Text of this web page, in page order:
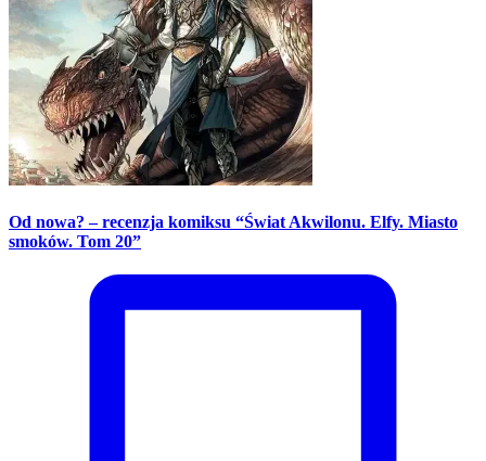
Od nowa? – recenzja komiksu “Świat Akwilonu. Elfy. Miasto
smoków. Tom 20”